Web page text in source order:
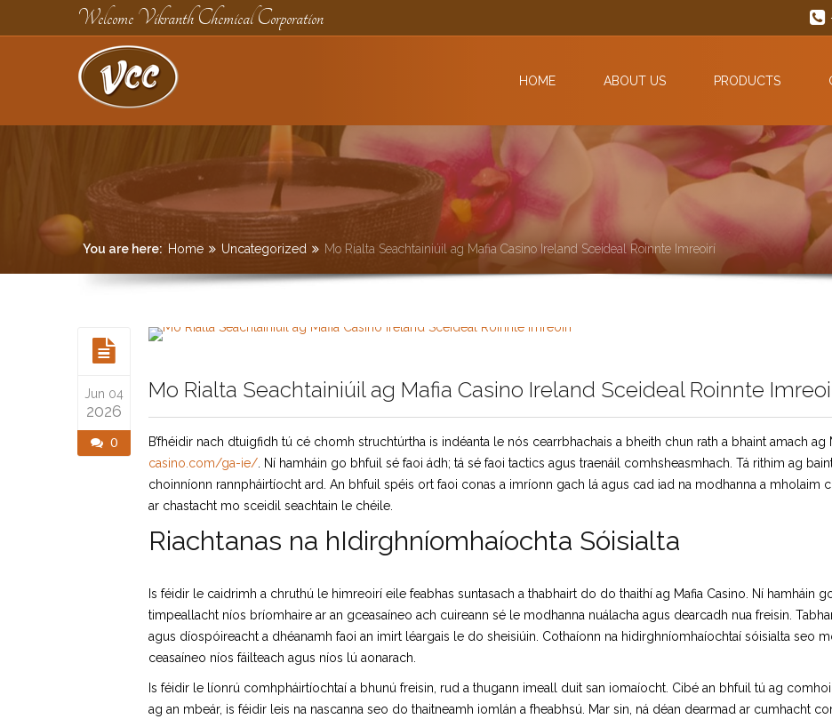
Welcome Vikranth Chemical Corporation
HOME ABOUT US PRODUCTS
You are here: Home Uncategorized Mo Rialta Seachtainiúil ag Mafia Casino Ireland Sceideal Roinnte Imreoirí
Jun 04
2026
0
Mo Rialta Seachtainiúil ag Mafia Casino Ireland Sceideal Roinnte
B’fhéidir nach dtuigfidh tú cé chomh struchtúrtha is indéanta le nós cearrbhachais a bheith chun rath a bhaint amach ag
casino.com/ga-ie/ . Ní hamháin go bhfuil sé faoi ádh; tá sé faoi tactics agus traenáil comhsheasmhach. Tá rithim ag
choinníonn rannpháirtíocht ard. An bhfuil spéis ort faoi conas a imríonn gach lá agus cad iad na modhanna a mholaim
ar chastacht mo sceidil seachtain le chéile.
Riachtanas na hIdirghníomhaíochta Sóisialta
Is féidir le caidrimh a chruthú le himreoirí eile feabhas suntasach a thabhairt do do thaithí ag Mafia Casino. Ní hamháin
timpeallacht níos bríomhaire ar an gceasaíneo ach cuireann sé le modhanna nuálacha agus dearcadh nua freisin.
agus díospóireacht a dhéanamh faoi an imirt léargais le do sheisiúin. Cothaíonn na hidirghníomhaíochtaí sóisialta seo
ceasaíneo níos fáilteach agus níos lú aonarach.
Is féidir le líonrú comhpháirtíochtaí a bhunú freisin, rud a thugann imeall duit san iomaíocht. Cibé an bhfuil tú ag
ag an mbeár, is féidir leis na nascanna seo do thaitneamh iomlán a fheabhsú. Mar sin, ná déan dearmad ar cumhacht